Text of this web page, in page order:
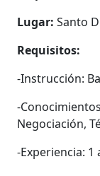
Lugar:Santo
Requisitos:
-Instrucción:
-
Negociación,
-Experiencia: 1